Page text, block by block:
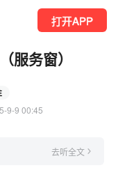
打开APP
服务窗）
9-9 00:45
去听全文